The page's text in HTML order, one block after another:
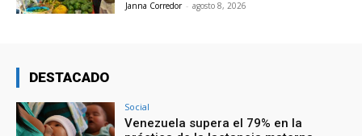
Janna Corredor - agosto 8, 2026
DESTACADO
Social
Venezuela supera el 79% en la